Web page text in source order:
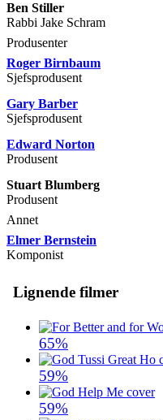
Ben Stiller
Rabbi Jake Schram
Produsenter
Roger Birnbaum
Sjefsprodusent
Gary Barber
Sjefsprodusent
Edward Norton
Produsent
Stuart Blumberg
Produsent
Annet
Elmer Bernstein
Komponist
Lignende filmer
65%
59%
59%